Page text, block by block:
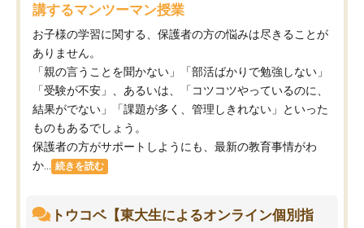
講するマンツーマン授業
お子様の学習に関する、保護者の方の悩みは尽きることが
ありません。
「親の言うことを聞かない」「部活ばかりで勉強しない」
「受験が不安」、あるいは、「コツコツやっているのに、
結果がでない」「課題が多く、管理しきれない」といった
ものもあるでしょう。
保護者の方がサポートしようにも、最新の教育事情がわ
か...
続きを読む
トウコベ【東大生によるオンライン個別指